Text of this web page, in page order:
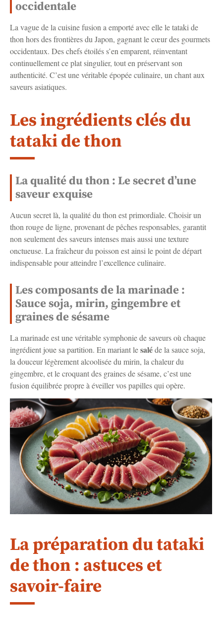
occidentale
La vague de la cuisine fusion a emporté avec elle le tataki de
thon hors des frontières du Japon, gagnant le cœur des gourmets
occidentaux. Des chefs étoilés s’en emparent, réinventant
continuellement ce plat singulier, tout en préservant son
authenticité. C’est une véritable épopée culinaire, un chant aux
saveurs asiatiques.
Les ingrédients clés du
tataki de thon
La qualité du thon : Le secret d’une
saveur exquise
Aucun secret là, la qualité du thon est primordiale. Choisir un
thon rouge de ligne, provenant de pêches responsables, garantit
non seulement des saveurs intenses mais aussi une texture
onctueuse. La fraîcheur du poisson est ainsi le point de départ
indispensable pour atteindre l’excellence culinaire.
Les composants de la marinade :
Sauce soja, mirin, gingembre et
graines de sésame
La marinade est une véritable symphonie de saveurs où chaque
ingrédient joue sa partition. En mariant lesaléde la sauce soja,
la douceur légèrement alcoolisée du mirin, la chaleur du
gingembre, et le croquant des graines de sésame, c’est une
fusion équilibrée propre à éveiller vos papilles qui opère.
La préparation du tataki
de thon : astuces et
savoir-faire